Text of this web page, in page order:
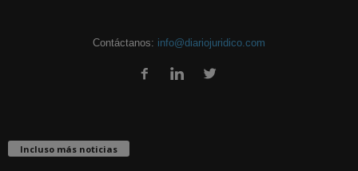
Contáctanos: info@diariojuridico.com
Incluso más noticias